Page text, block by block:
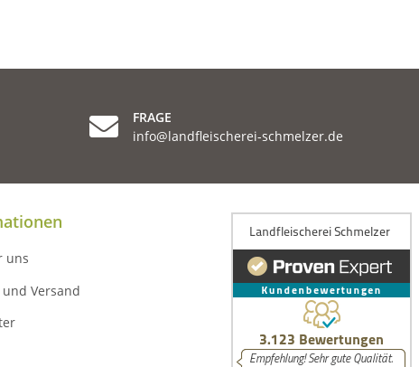
FRAGE
info@landfleischerei-schmelzer.de
uns
Versand